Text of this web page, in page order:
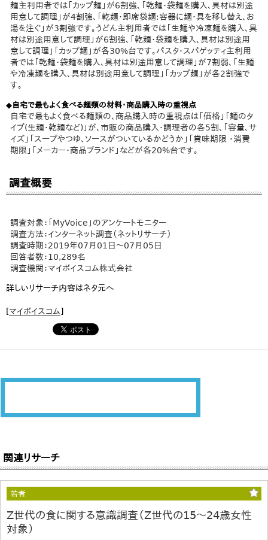
麺主利用者では「カップ麺」が6割強、「乾麺・袋麺を購入、具材は別途
用意して調理」が4割強、「乾麺・即席袋麺:容器に麺・具を移し替え、お
湯を注ぐ」が3割強です。うどん主利用者では「生麺や冷凍麺を購入、具
材は別途用意して調理」が6割強、「乾麺・袋麺を購入、具材は別途用
意して調理」「カップ麺」が各30%台です。パスタ・スパゲッティ主利用
者では「乾麺・袋麺を購入、具材は別途用意して調理」が7割弱、「生麺
や冷凍麺を購入、具材は別途用意して調理」「カップ麺」が各2割強で
す。
◆自宅で最もよく食べる麺類の材料・商品購入時の重視点
自宅で最もよく食べる麺類の、商品購入時の重視点は「価格」「麺のタ
イプ(生麺・乾麺など)」が、市販の商品購入・調理者の各5割、「容量、サ
イズ」「スープやつゆ、ソースがついているかどうか」「賞味期限 ・消費
期限」「メーカー・商品ブランド」などが各20%台です。
調査概要
調査対象：「MyVoice」のアンケートモニター
調査方法：インターネット調査（ネットリサーチ）
調査時期：2019年07月01日～07月05日
回答者数：10,289名
調査機関：マイボイスコム株式会社
詳しいリサーチ内容はネタ元へ
[マイボイスコム]
関連リサーチ
若者
Z世代の食に関する意識調査（Z世代の15～24歳女性
対象）